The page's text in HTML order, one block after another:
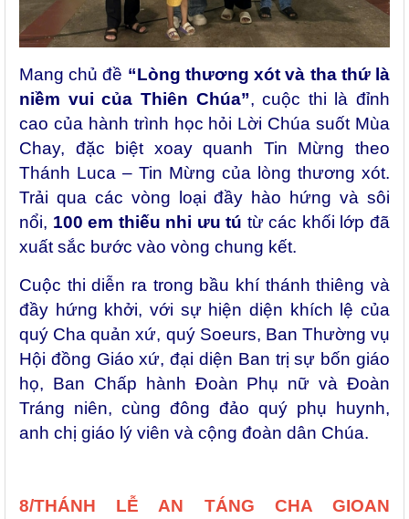
Mang chủ đề “Lòng thương xót và tha thứ là
niềm vui của Thiên Chúa”, cuộc thi là đỉnh
cao của hành trình học hỏi Lời Chúa suốt Mùa
Chay, đặc biệt xoay quanh Tin Mừng theo
Thánh Luca – Tin Mừng của lòng thương xót.
Trải qua các vòng loại đầy hào hứng và sôi
nổi, 100 em thiếu nhi ưu tú từ các khối lớp đã
xuất sắc bước vào vòng chung kết.
Cuộc thi diễn ra trong bầu khí thánh thiêng và
đầy hứng khởi, với sự hiện diện khích lệ của
quý Cha quản xứ, quý Soeurs, Ban Thường vụ
Hội đồng Giáo xứ, đại diện Ban trị sự bốn giáo
họ, Ban Chấp hành Đoàn Phụ nữ và Đoàn
Tráng niên, cùng đông đảo quý phụ huynh,
anh chị giáo lý viên và cộng đoàn dân Chúa.
8/THÁNH LỄ AN TÁNG CHA GIOAN